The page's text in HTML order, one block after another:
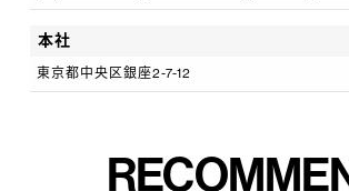
これらをさらに輝かせ、発展させてゆく
本社
東京都中央区銀座2-7-12